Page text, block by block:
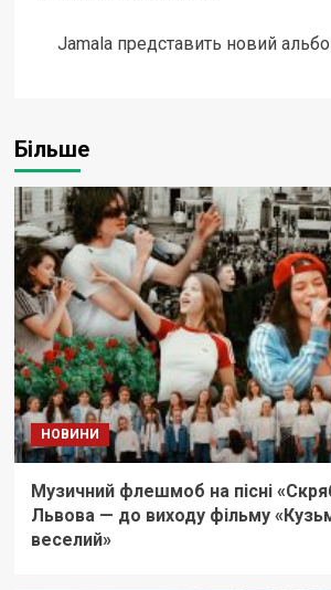
Jamala представить новий
Більше
НОВИНИ
Музичний флешмоб на пісні
Львова — до виходу фільму
веселий»